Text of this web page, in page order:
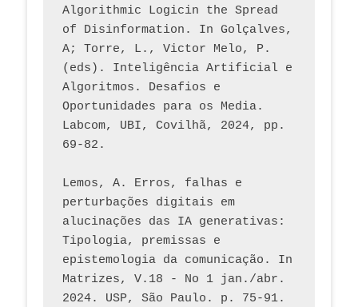
Algorithmic Logicin the Spread
of Disinformation. In Golçalves,
A; Torre, L., Victor Melo, P.
(eds). Inteligência Artificial e
Algoritmos. Desafios e
Oportunidades para os Media.
Labcom, UBI, Covilhã, 2024, pp.
69-82.
Lemos, A. Erros, falhas e
perturbações digitais em
alucinações das IA generativas:
Tipologia, premissas e
epistemologia da comunicação. In
Matrizes, V.18 - No 1 jan./abr.
2024. USP, São Paulo. p. 75-91.